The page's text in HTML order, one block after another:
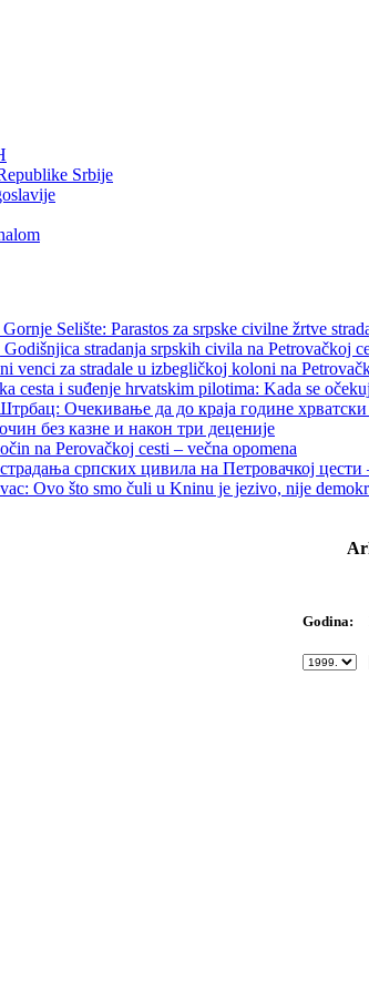
Srbije
Selište: Parastos za srpske civilne žrtve
stradanja srpskih civila na Petrovačkoj
venci za stradale u izbegličkoj koloni na
cesta i suđenje hrvatskim pilotima: Kada se
Очекивање да до краја године хрватски
без казне и након три деценије
na Perovačkoj cesti – večna opomena
српских цивила на Петровачкој
Ovo što smo čuli u Kninu je jezivo, nije
Godina: